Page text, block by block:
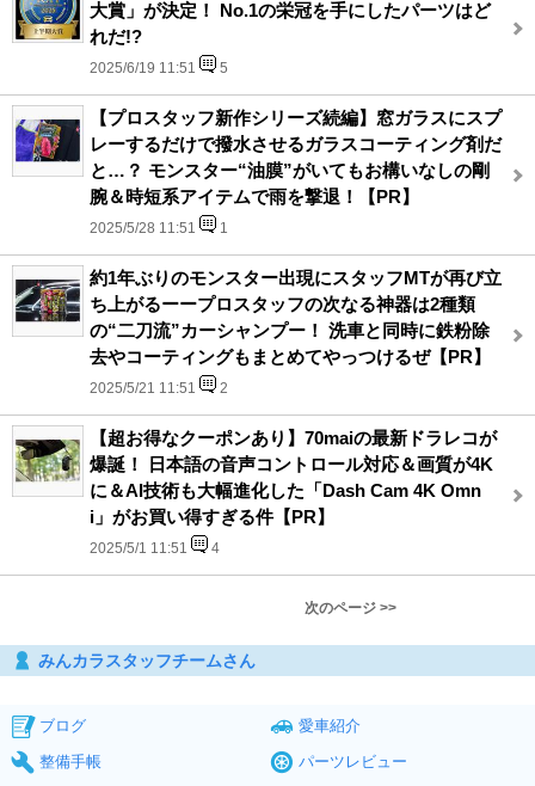
大賞」が決定！ No.1の栄冠を手にしたパーツはど
れだ!?
2025/6/19 11:51 5
【プロスタッフ新作シリーズ続編】窓ガラスにスプ
レーするだけで撥水させるガラスコーティング剤だ
と…？ モンスター“油膜”がいてもお構いなしの剛
腕＆時短系アイテムで雨を撃退！【PR】
2025/5/28 11:51 1
約1年ぶりのモンスター出現にスタッフMTが再び立
ち上がるーープロスタッフの次なる神器は2種類
の“二刀流”カーシャンプー！ 洗車と同時に鉄粉除
去やコーティングもまとめてやっつけるぜ【PR】
2025/5/21 11:51 2
【超お得なクーポンあり】70maiの最新ドラレコが
爆誕！ 日本語の音声コントロール対応＆画質が4K
に＆AI技術も大幅進化した「Dash Cam 4K Omn
i」がお買い得すぎる件【PR】
2025/5/1 11:51 4
次のページ >>
みんカラスタッフチームさん
ブログ
愛車紹介
整備手帳
パーツレビュー